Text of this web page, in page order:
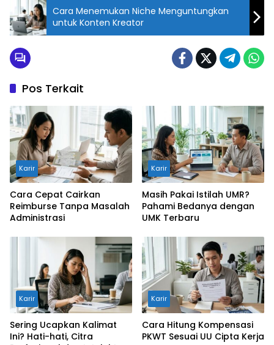
Cara Menemukan Niche Menguntungkan
untuk Konten Kreator
Pos Terkait
Karir
Cara Cepat Cairkan
Reimburse Tanpa Masalah
Administrasi
Karir
Masih Pakai Istilah UMR?
Pahami Bedanya dengan
UMK Terbaru
Karir
Sering Ucapkan Kalimat
Ini? Hati-hati, Citra
Karir
Cara Hitung Kompensasi
PKWT Sesuai UU Cipta Kerja